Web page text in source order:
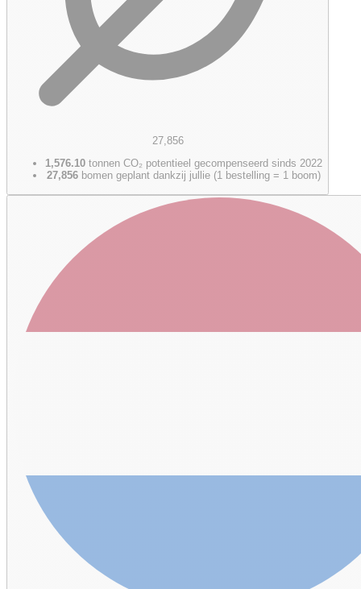
27,856
1,576.10 tonnen CO₂ potentieel gecompenseerd sinds 2022
27,856 bomen geplant dankzij jullie (1 bestelling = 1 boom)